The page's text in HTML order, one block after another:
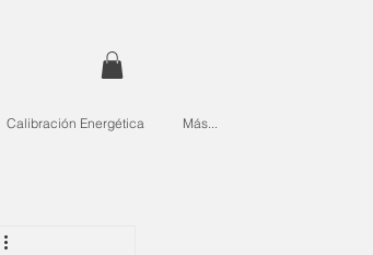
Calibración Energética Más...